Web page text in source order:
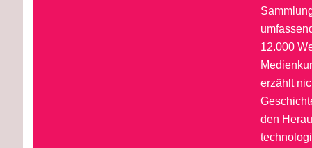
12.000
erzählt
den